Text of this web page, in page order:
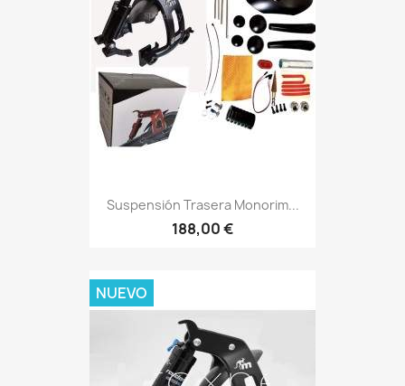
Suspensión Trasera Monorim...
188,00 €
NUEVO